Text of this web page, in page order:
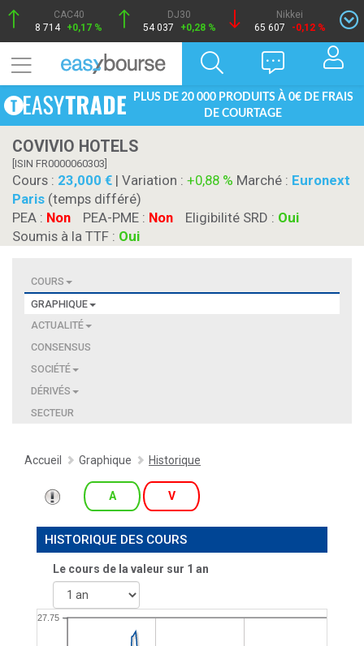
CAC40
8 714 +0,17 %
DJ30
54 037
+0,28 %
Nikkei
65 607
-0,12 %
PLUS DE 20 000 PRODUITS À 0€ DE FRAIS
DE COURTAGE
COVIVIO HOTELS
[ISIN FR0000060303]
Cours : 23,000 | Variation : +0,88 % Marché : Euronext
Paris (temps différé)
PEA : Non PEA-PME : Non Eligibilité SRD : Oui
Soumis à la TTF : Oui
COURS
GRAPHIQUE
ACTUALITÉ
CONSENSUS
SOCIÉTÉ
DÉRIVÉS
SECTEUR
Accueil Graphique Historique
A V
HISTORIQUE DES COURS
Le cours de la valeur sur 1 an
27.75